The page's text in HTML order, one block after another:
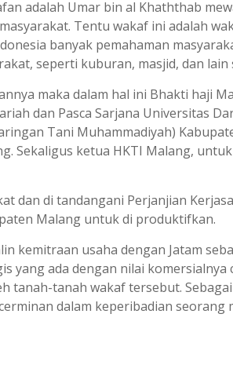
adalah Umar bin al Khaththab
Tentu wakaf ini adalah
banyak pemahaman
seperti kuburan, masjid, dan lain
maka dalam hal ini Bhakti haji
dan Pasca Sarjana Universitas
Tani Muhammadiyah)
Sekaligus ketua HKTI Malang,
dan di tandangani Perjanjian
Malang untuk di produktifkan.
kemitraan usaha dengan Jatam
yang ada dengan nilai
tanah-tanah wakaf tersebut.
dalam keperibadian seorang